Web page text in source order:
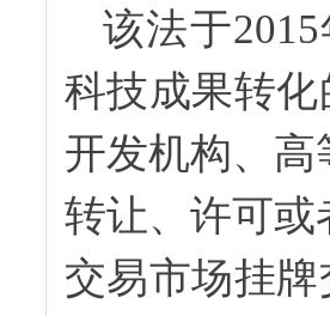
该法于
科技成果转
开发机构、
转让、许可
交易市场挂